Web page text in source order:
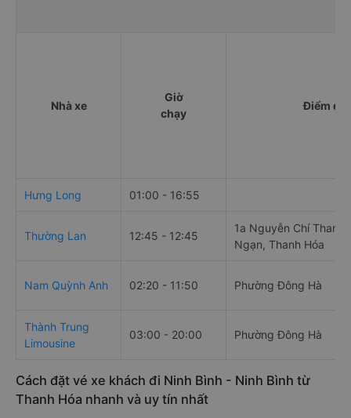
Nhà xe
Giờ
chạy
Điểm đi
Hưng Long 01:00 - 16:55
Thường Lan 12:45 - 12:45
1a Nguyễn Chí Thanh,
Ngạn, Thanh Hóa
Nam Quỳnh Anh 02:20 - 11:50 Phường Đông Hà
Thành Trung
Limousine
03:00 - 20:00 Phường Đông Hà
Cách đặt vé xe khách đi Ninh Bình - Ninh Bình từ
Thanh Hóa nhanh và uy tín nhất